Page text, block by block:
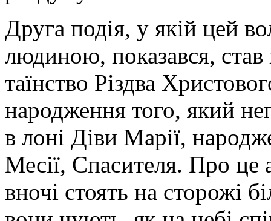
Друга подія, у якій цей
людиною, показався,
таїнство Різдва
народження того, який
в лоні Діви Марії,
Месії, Спасителя. Про це
вночі стоять на сторожі